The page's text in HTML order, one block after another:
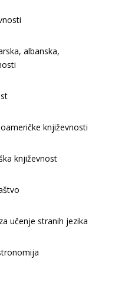
albanska,
književnosti
književnost
učenje stranih jezika